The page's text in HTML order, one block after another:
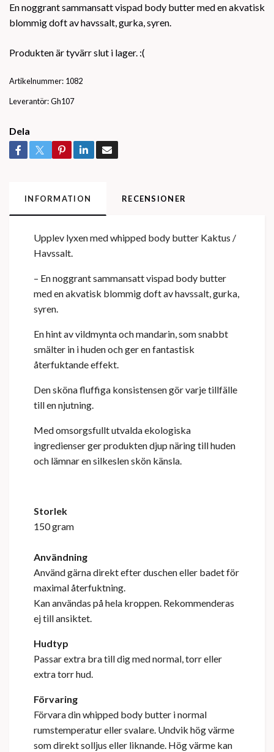
En noggrant sammansatt vispad body butter med en akvatisk
blommig doft av havssalt, gurka, syren.
Produkten är tyvärr slut i lager. :(
Artikelnummer: 1082
Leverantör:Gh107
Dela
INFORMATION RECENSIONER
Upplev lyxen med whipped body butter Kaktus /
Havssalt.
– En noggrant sammansatt vispad body butter
med en akvatisk blommig doft av havssalt, gurka,
syren.
En hint av vildmynta och mandarin,som snabbt
smälter in i huden och ger en fantastisk
återfuktande effekt.
Den sköna fluffiga konsistensen gör varje tillfälle
till en njutning.
Med omsorgsfullt utvalda ekologiska
ingredienser ger produkten djup näring till huden
och lämnar en silkeslen skön känsla.
Storlek
150 gram
Användning
Använd gärna direkt efter duschen eller badet för
maximal återfuktning.
Kan användas på hela kroppen. Rekommenderas
ej till ansiktet.
Hudtyp
Passar extra bra till dig med normal, torr eller
extra torr hud.
Förvaring
Förvara din whipped body butter i normal
rumstemperatur eller svalare. Undvik hög värme
som direkt solljus eller liknande. Hög värme kan